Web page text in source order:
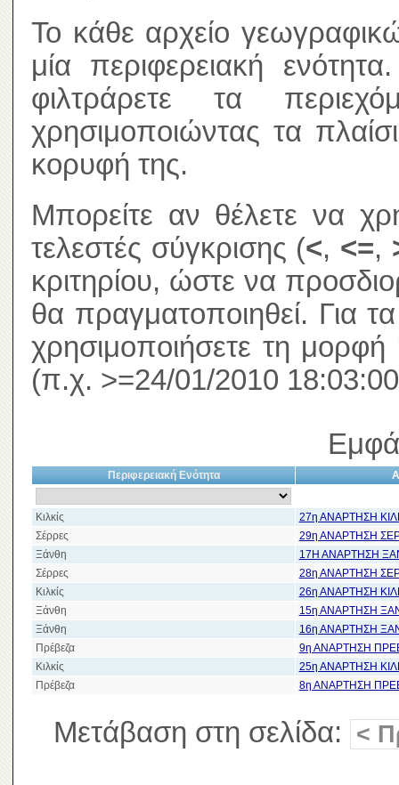
Το κάθε αρχείο
μία περιφερειακή
φιλτράρετε τα
χρησιμοποιώντας τα
κορυφή της.
Μπορείτε αν θέλετε να
τελεστές σύγκρισης (<, <=,
κριτηρίου, ώστε να
θα πραγματοποιηθεί. Για
χρησιμοποιήσετε τη
(π.χ. >=24/01/2010
Περιφερειακή Ενότητα
Κιλκίς
27η ΑΝΑΡΤΗΣΗ
Σέρρες
29η ΑΝΑΡΤΗΣΗ
Ξάνθη
17Η ΑΝΑΡΤΗΣΗ
Σέρρες
28η ΑΝΑΡΤΗΣΗ
Κιλκίς
26η ΑΝΑΡΤΗΣΗ
Ξάνθη
15η ΑΝΑΡΤΗΣΗ
Ξάνθη
16η ΑΝΑΡΤΗΣΗ
Πρέβεζα
9η ΑΝΑΡΤΗΣΗ
Κιλκίς
25η ΑΝΑΡΤΗΣΗ
Πρέβεζα
8η ΑΝΑΡΤΗΣΗ
Μετάβαση στη σελίδα: <